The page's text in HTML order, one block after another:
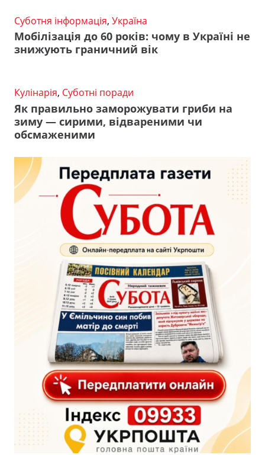
Суботня інформація, Україна
Мобілізація до 60 років: чому в Україні не
знижують граничний вік
Кулінарія, Суботні поради
Як правильно заморожувати гриби на
зиму — сирими, відвареними чи
обсмаженими